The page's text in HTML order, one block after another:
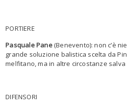
PORTIERE
Pasquale Pane(Benevento): non c’è
grande soluzione balistica scelta da
melfitano, ma in altre circostanze
DIFENSORI